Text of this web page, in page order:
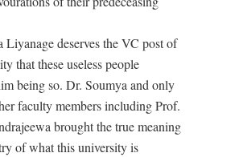
Liyanage deserves the VC post of
that these useless people
being so. Dr. Soumya and only
faculty members including Prof.
brought the true meaning
of what this university is